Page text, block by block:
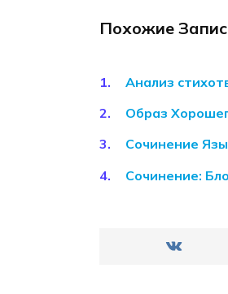
Похожие
Анализ
Образ
Сочинение
Сочинение: